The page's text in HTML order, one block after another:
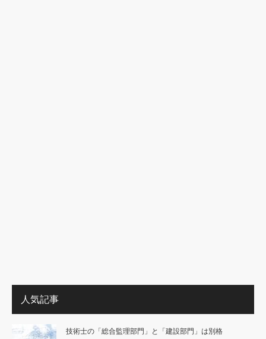
人気記事
技術士の「総合監理部門」と「建設部門」は別格